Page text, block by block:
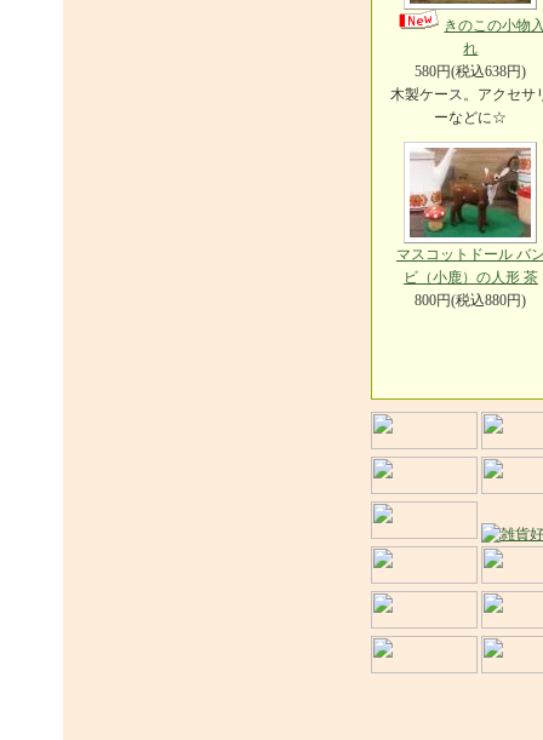
きのこの小物
れ
580円(税込638円)
木製ケース。アクセサ
ーなどに☆
マスコットドール バ
ビ（小鹿）の人形 茶
800円(税込880円)